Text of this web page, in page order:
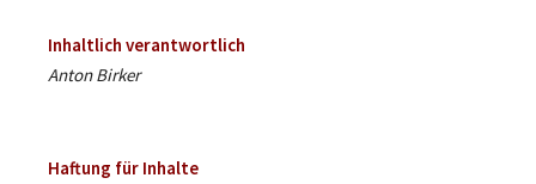
Inhaltlich verantwortlich
Anton Birker
Haftung für Inhalte